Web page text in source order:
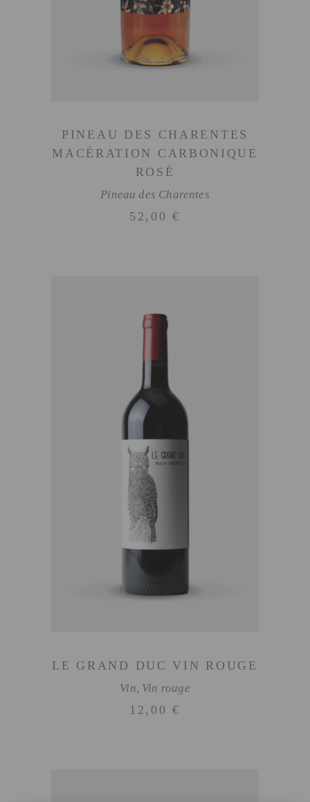
PINEAU DES CHARENTES
MACÉRATION CARBONIQUE
ROSÉ
Pineau des Charentes
52,00€
AJOUTER AU PANIER
LE GRAND DUC VIN ROUGE
Vin, Vin rouge
12,00€